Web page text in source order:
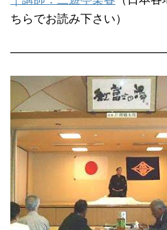
ちらでお読み下さい）